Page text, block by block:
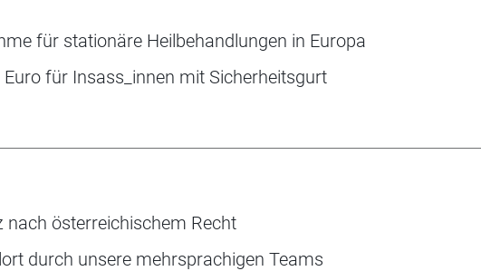
für stationäre ­Heilbehandlungen in Europa
Euro für Insass_innen mit Sicherheitsgurt
nach österreichischem Recht
durch unsere mehrsprachigen Teams